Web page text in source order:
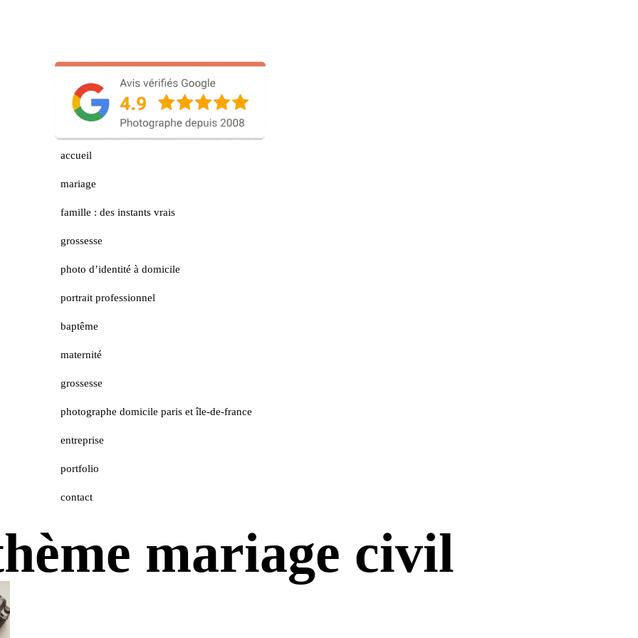
accueil
mariage
famille : des instants vrais
grossesse
photo d’identité à domicile
portrait professionnel
baptême
maternité
grossesse
photographe domicile paris et île-de-france
entreprise
portfolio
contact
mariage civil